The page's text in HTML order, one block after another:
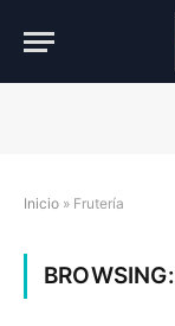
Inicio » Frutería
BROWSING: